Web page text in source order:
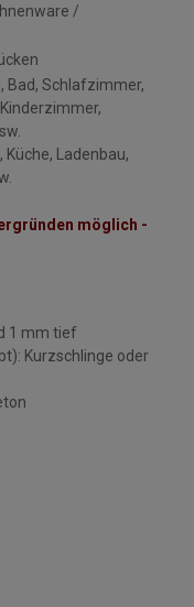
/
Bad, Schlafzimmer,
Küche, Ladenbau,
möglich -
1 mm tief
Kurzschlinge oder